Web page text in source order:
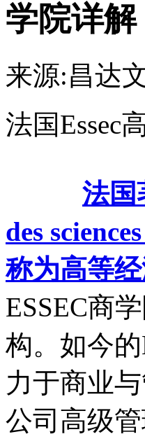
学院详解
来源:昌达
法国Essec
法国
des
称为高等
ESSEC商
构。如今
力于商业
公司高级